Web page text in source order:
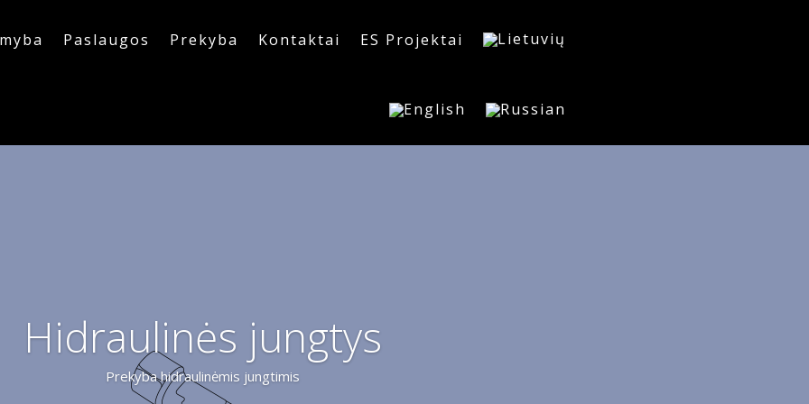
Paslaugos Prekyba Kontaktai ES Projektai
Hidraulinės jungtys
Prekyba hidraulinėmis jungtimis